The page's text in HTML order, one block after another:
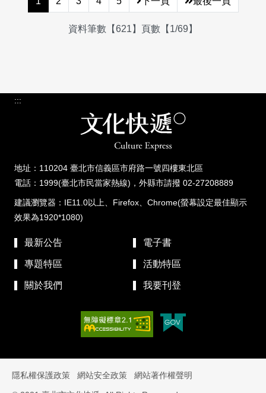
資料筆數【621】頁數【1/69】
:::
地址：110204 臺北市信義區市府路一號四樓東北區
電話：1999(臺北市民當家熱線)，外縣市請撥 02-27208889
建議瀏覽器：IE11.0以上、Firefox、Chrome(螢幕設定最佳顯示
效果為1920*1080)
最新公告 電子書
專題特區 活動特區
關於我們 我要刊登
隱私權保護政策 網站安全政策 網站著作權聲明